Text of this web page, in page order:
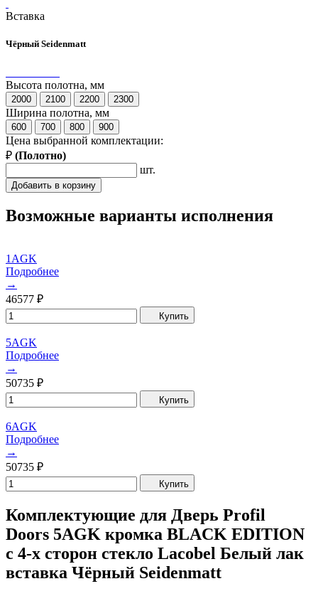
Вставка
Чёрный Seidenmatt
Высота полотна, мм
2000 2100 2200 2300
Ширина полотна, мм
600 700 800 900
Цена выбранной комплектации:
₽ (Полотно)
шт.
Добавить в корзину
Возможные варианты исполнения
1AGK
Подробнее
→
46577 ₽
Купить
5AGK
Подробнее
→
50735 ₽
Купить
6AGK
Подробнее
→
50735 ₽
Купить
Комплектующие для Дверь Profil
Doors 5AGK кромка BLACK EDITION
с 4-х сторон стекло Lacobel Белый лак
вставка Чёрный Seidenmatt